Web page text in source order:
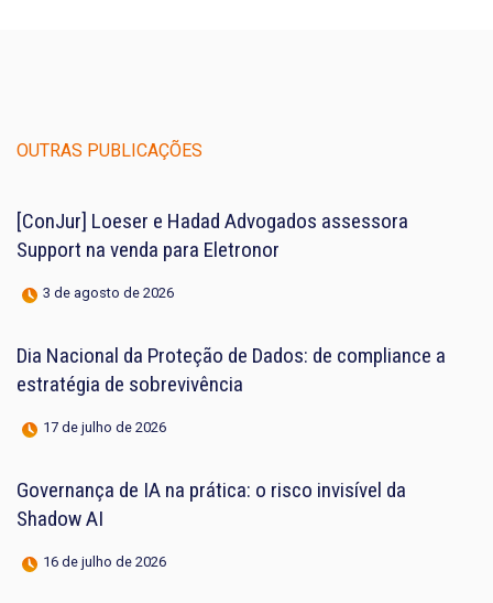
OUTRAS PUBLICAÇÕES
[ConJur] Loeser e Hadad Advogados assessora
Support na venda para Eletronor
3 de agosto de 2026
Dia Nacional da Proteção de Dados: de compliance a
estratégia de sobrevivência
17 de julho de 2026
Governança de IA na prática: o risco invisível da
Shadow AI
16 de julho de 2026